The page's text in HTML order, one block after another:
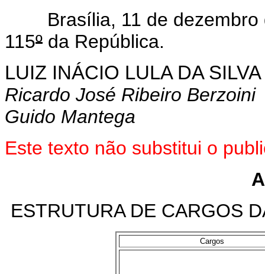
Brasília, 11 de dezembro
115º da República.
LUIZ INÁCIO LULA DA SILVA
Ricardo José Ribeiro Berzoini
Guido Mantega
Este texto não substitui o
ESTRUTURA DE CARGOS
Cargos